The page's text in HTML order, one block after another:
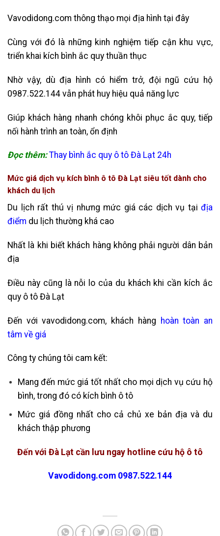
Vavodidong.com thông thạo mọi địa hình tại đây
Cùng với đó là những kinh nghiệm tiếp cận khu vực,
triển khai kích bình ắc quy thuần thục
Nhờ vậy, dù địa hình có hiểm trở, đội ngũ cứu hộ
0987.522.144 vẫn phát huy hiệu quả năng lực
Giúp khách hàng nhanh chóng khôi phục ắc quy, tiếp
nối hành trình an toàn, ổn định
Đọc thêm: Thay bình ắc quy ô tô Đà Lạt 24h
Mức giá dịch vụ kích bình ô tô Đà Lạt siêu tốt dành cho
khách du lịch
Du lịch rất thú vị nhưng mức giá các dịch vụ tại địa
điểm du lịch thường khá cao
Nhất là khi biết khách hàng không phải người dân bản
địa
Điều này cũng là nỗi lo của du khách khi cần kích ắc
quy ô tô Đà Lạt
Đến với vavodidong.com, khách hàng hoàn toàn an
tâm về giá
Công ty chúng tôi cam kết:
Mang đến mức giá tốt nhất cho mọi dịch vụ cứu hộ
bình, trong đó có kích bình ô tô
Mức giá đồng nhất cho cả chủ xe bản địa và du
khách thập phương
Đến với Đà Lạt cần lưu ngay hotline cứu hộ ô tô
Vavodidong.com 0987.522.144